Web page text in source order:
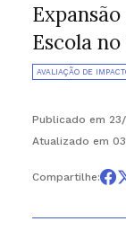
Escola
AVALIAÇÃO DE
Publicado em
Atualizado em
Compartilhe: